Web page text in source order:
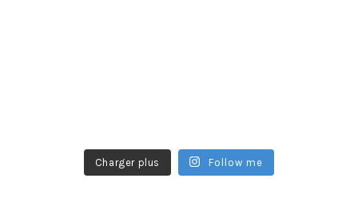
Charger plus Follow me